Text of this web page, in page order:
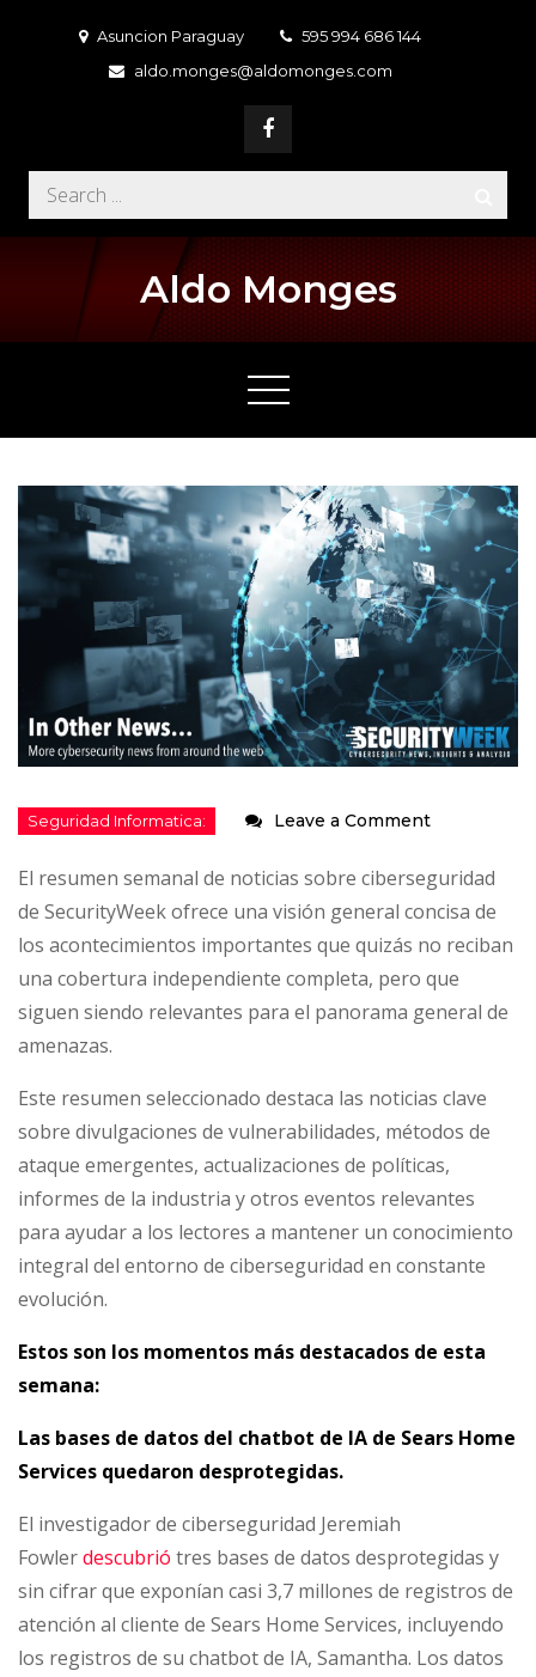
Asuncion Paraguay
595 994 686 144
aldo.monges@aldomonges.com
Search
for:
Aldo Monges
Leave a Commenton
otras
noticias:
Nuevas
medidas
de
para
Android,
Reino
denuncia
El resumen semanal de noticias sobre ciberseguridad
de SecurityWeek ofrece una visión general concisa de
los acontecimientos importantes que quizás no reciban
una cobertura independiente completa, pero que
siguen siendo relevantes para el panorama general de
amenazas.
Este resumen seleccionado destaca las noticias clave
sobre divulgaciones de vulnerabilidades, métodos de
ataque emergentes, actualizaciones de políticas,
informes de la industria y otros eventos relevantes
para ayudar a los lectores a mantener un conocimiento
integral del entorno de ciberseguridad en constante
evolución.
Estos son los momentos más destacados de esta
semana:
Las bases de datos del chatbot de IA de Sears Home
Services quedaron desprotegidas.
El investigador de ciberseguridad Jeremiah
Fowlerdescubrió tres bases de datos desprotegidas y
sin cifrar que exponían casi 3,7 millones de registros de
atención al cliente de Sears Home Services, incluyendo
los registros de su chatbot de IA, Samantha. Los datos